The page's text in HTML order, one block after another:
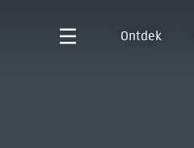
Ontdek